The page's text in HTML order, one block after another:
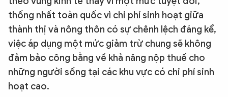
XÃ HỘI
PHÁP LUẬT
CÔNG NGHỆ
thống nhất toàn quốc vì chi phí sinh hoạt giữa
thành thị và nông thôn có sự chênh lệch đáng kể,
việc áp dụng một mức giảm trừ chung sẽ không
đảm bảo công bằng về khả năng nộp thuế cho
những người sống tại các khu vực có chi phí sinh
hoạt cao.